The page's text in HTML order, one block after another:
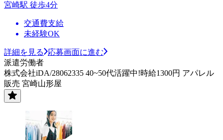
宮崎駅 徒歩4分
交通費支給
未経験OK
詳細を見る
応募画面に進む
派遣労働者
株式会社iDA/28062335 40~50代活躍中!時給1300円 アパレル
販売 宮崎山形屋